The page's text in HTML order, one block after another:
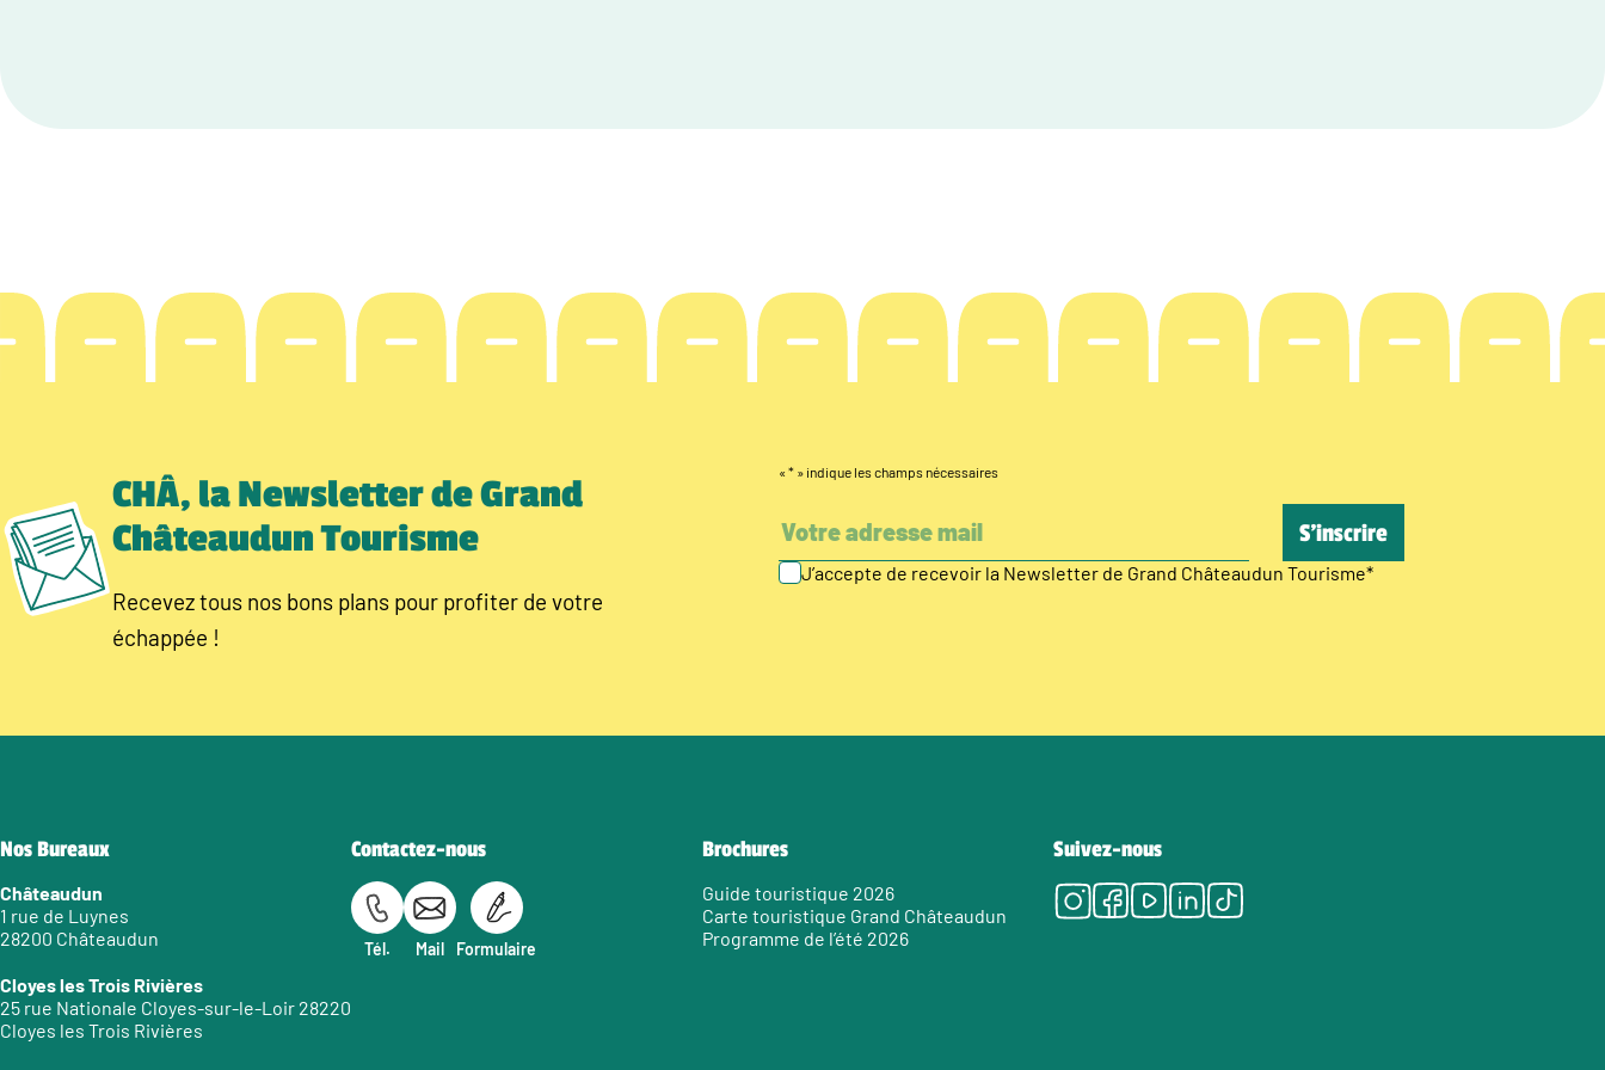
CHÂ, la Newsletter de Grand
Châteaudun Tourisme
Recevez tous nos bons plans pour profiter de votre
échappée !
« * » indique les champs nécessaires
J’accepte de recevoir la Newsletter de Grand Châteaudun Tourisme*
Nos Bureaux
Châteaudun
1 rue de Luynes
28200 Châteaudun
Cloyes les Trois Rivières
25 rue Nationale Cloyes-sur-le-Loir 28220
Cloyes les Trois Rivières
Contactez-nous
Tél. Mail Formulaire
Brochures
Guide touristique 2026
Carte touristique Grand Châteaudun
Programme de l’été 2026
Suivez-nous
Instagram
Facebook
Youtube
LinkedIn
Tiktok